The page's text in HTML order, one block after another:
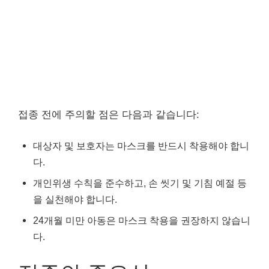
접종 전에 주의할 점은 다음과 같습니다:
대상자 및 보호자는 마스크를 반드시 착용해야 합니
다.
개인위생 수칙을 준수하고, 손 씻기 및 기침 예절 등
을 실천해야 합니다.
24개월 미만 아동은 마스크 착용을 권장하지 않습니
다.